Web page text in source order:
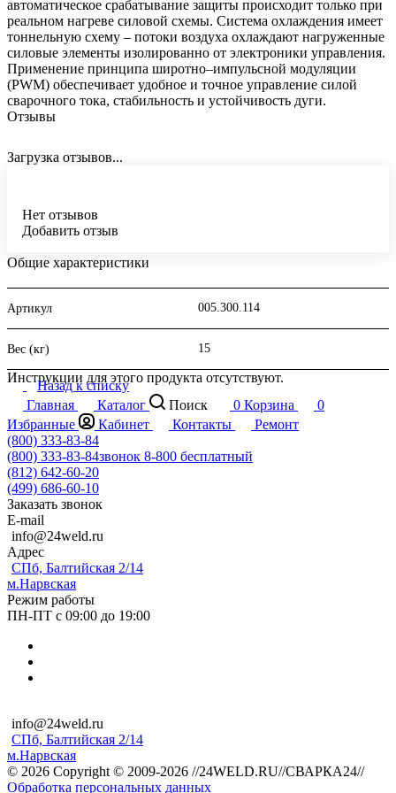
автоматическое срабатывание защиты происходит только при
реальном нагреве силовой схемы. Система охлаждения имеет
тоннельную схему – потоки воздуха охлаждают нагруженные
силовые элементы изолированно от электроники управления.
Применение принципа широтно–импульсной модуляции
(PWM) обеспечивает удобное и точное управление силой
сварочного тока, стабильность и устойчивость дуги.
Отзывы
Загрузка отзывов...
Нет отзывов
Добавить отзыв
Общие характеристики
Артикул 005.300.114
Вес (кг) 15
Инструкции для этого продукта отсутствуют.
Назад к списку
Главная
Каталог Поиск 0 Корзина
0
Избранные
Кабинет Контакты
Ремонт
(800) 333-83-84
(800) 333-83-84звонок 8-800 бесплатный
(812) 642-60-20
(499) 686-60-10
Заказать звонок
E-mail
info@24weld.ru
Адрес
СПб, Балтийская 2/14
м.Нарвская
Режим работы
ПН-ПТ с 09:00 до 19:00
info@24weld.ru
СПб, Балтийская 2/14
м.Нарвская
© 2026 Copyright © 2009-2026 //24WELD.RU//СВАРКА24//
Обработка персональных данных